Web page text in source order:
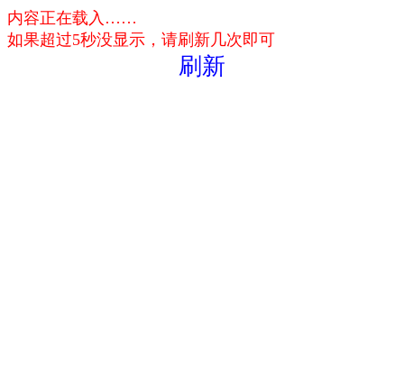
内容正在载入……
如果超过5秒没显示，请刷新几次即可
刷新